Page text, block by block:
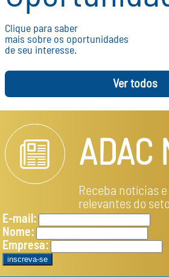
Clique para saber
mais sobre os oportunidades
de seu interesse.
Ver todos
ADAC
Receba notícias
relevantes do
E-mail:
Nome:
Empresa: